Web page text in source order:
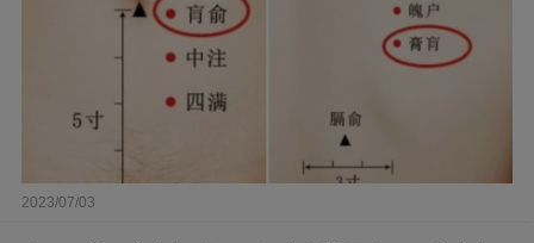
2023/07/03